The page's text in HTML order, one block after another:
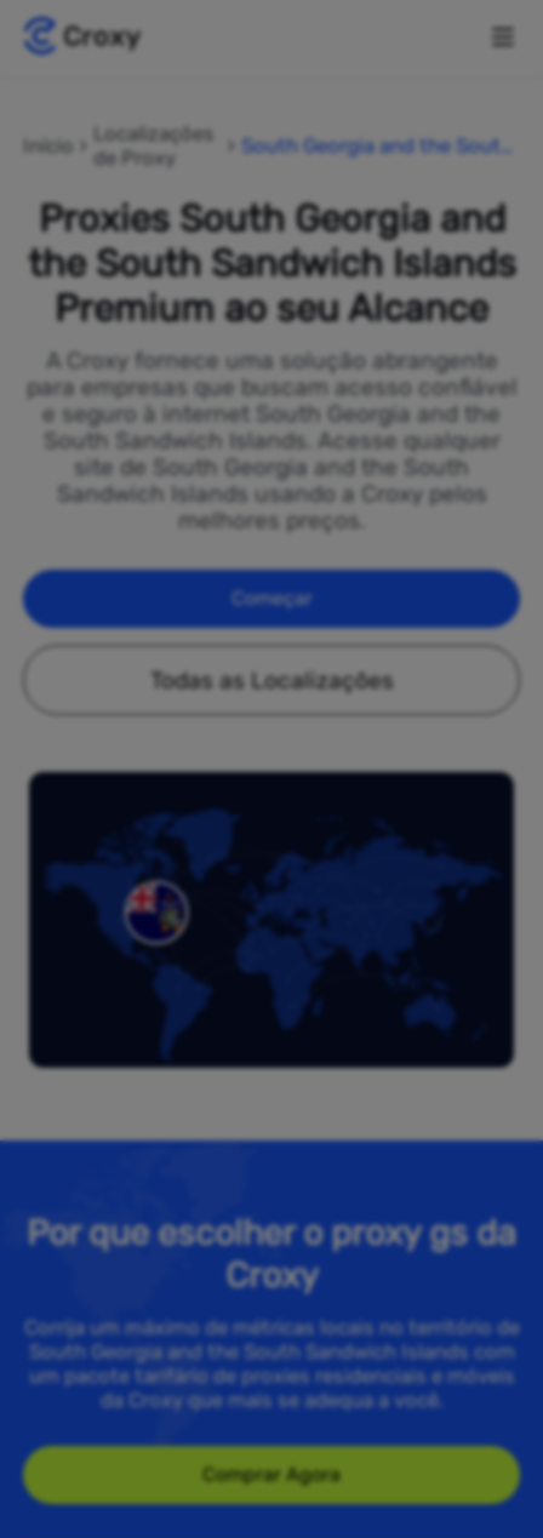
Início
Localizações
de Proxy
South Georgia and the South
Proxies South Georgia and
the South Sandwich Islands
Premium ao seu Alcance
A Croxy fornece uma solução abrangente
para empresas que buscam acesso confiável
e seguro à internet South Georgia and the
South Sandwich Islands. Acesse qualquer
site de South Georgia and the South
Sandwich Islands usando a Croxy pelos
melhores preços.
Começar
Todas as Localizações
Por que escolher o proxy gs da
Croxy
Corrija um máximo de métricas locais no território de
South Georgia and the South Sandwich Islands com
um pacote tarifário de proxies residenciais e móveis
da Croxy que mais se adequa a você.
Comprar Agora